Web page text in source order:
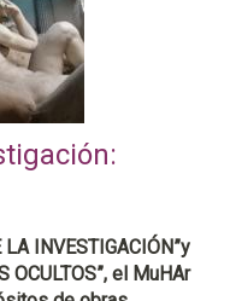
INVESTIGACIÓN”y
OCULTOS”, el MuHAr